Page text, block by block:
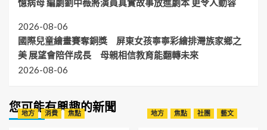
憶病母 編劇劉中薇將演員真實故事放進劇本 更令人動容
2026-08-06
國際兒童繪畫賽奪銅獎 屏東女孩寧寧彩繪排灣族家鄉之
美 展望會陪伴成長 母親相信教育能翻轉未來
2026-08-06
您可能有興趣的新聞
地方 消費 焦點 地方 焦點 社團 藝文